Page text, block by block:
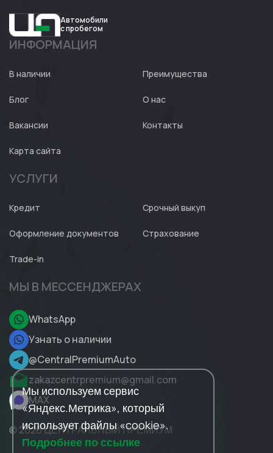
Авто
Автомобили
с пробегом
ИНФОРМАЦИЯ
В наличии Преимущества
Блог О нас
Вакансии Контакты
Карта сайта
УСЛУГИ
Кредит Срочный выкуп
Оформление документов Страхование
Trade-in
МЫ В МЕССЕНДЖЕРАХ
WhatsApp
Узнать о наличии
@CentralPremiumAuto
zakazcentrpremium@gmail.com
MAX
© 2026 ЦЕНТРАЛЬНЫЙ ПРЕМИУМ
Мы используем сервис
«Яндекс.Метрика», который
использует файлы «cookie».
Подробнее по ссылке